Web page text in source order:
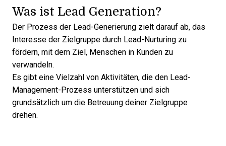
Was ist Lead Generation?
Der Prozess der Lead-Generierung zielt darauf ab, das
Interesse der Zielgruppe durch Lead-Nurturing zu
fördern, mit dem Ziel, Menschen in Kunden zu
verwandeln.
Es gibt eine Vielzahl von Aktivitäten, die den Lead-
Management-Prozess unterstützen und sich
grundsätzlich um die Betreuung deiner Zielgruppe
drehen.